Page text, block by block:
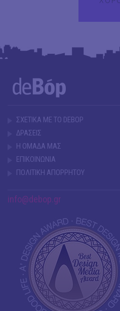
ΣΧΕΤΙΚΑ ΜΕ ΤΟ DEBOP
ΔΡΑΣΕΙΣ
Η ΟΜΑΔΑ ΜΑΣ
ΕΠΙΚΟΙΝΩΝΙΑ
ΠΟΛΙΤΙΚΗ ΑΠΟΡΡΗΤΟΥ
info@debop.gr